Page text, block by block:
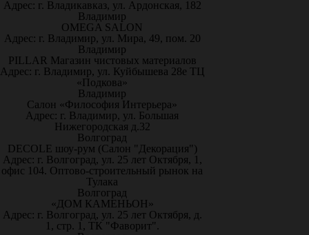
Адрес: г. Владикавказ, ул. Ардонская, 182
Владимир
OMEGA SALON
Адрес: г. Владимир, ул. Мира, 49, пом. 20
Владимир
PILLAR Магазин чистовых материалов
Адрес: г. Владимир, ул. Куйбышева 28е ТЦ
«Подкова»
Владимир
Салон «Философия Интерьера»
Адрес: г. Владимир, ул. Большая
Нижегородская д.32
Волгоград
DECOLE шоу-рум (Салон "Декорация")
Адрес: г. Волгоград, ул. 25 лет Октября, 1,
офис 104. Оптово-строительный рынок на
Тулака
Волгоград
«ДОМ КАМЕНЬОН»
Адрес: г. Волгоград, ул. 25 лет Октября, д.
1, стр. 1, ТК "Фаворит".